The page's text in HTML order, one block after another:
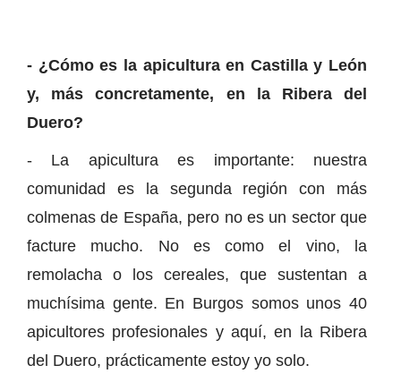
- ¿Cómo es la apicultura en Castilla y León
y, más concretamente, en la Ribera del
Duero?
- La apicultura es importante: nuestra
comunidad es la segunda región con más
colmenas de España, pero no es un sector que
facture mucho. No es como el vino, la
remolacha o los cereales, que sustentan a
muchísima gente. En Burgos somos unos 40
apicultores profesionales y aquí, en la Ribera
del Duero, prácticamente estoy yo solo.